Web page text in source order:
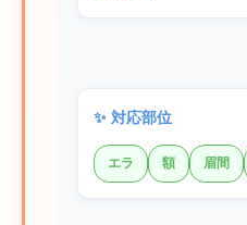
✨ 対応部位
エラ 額 眉間